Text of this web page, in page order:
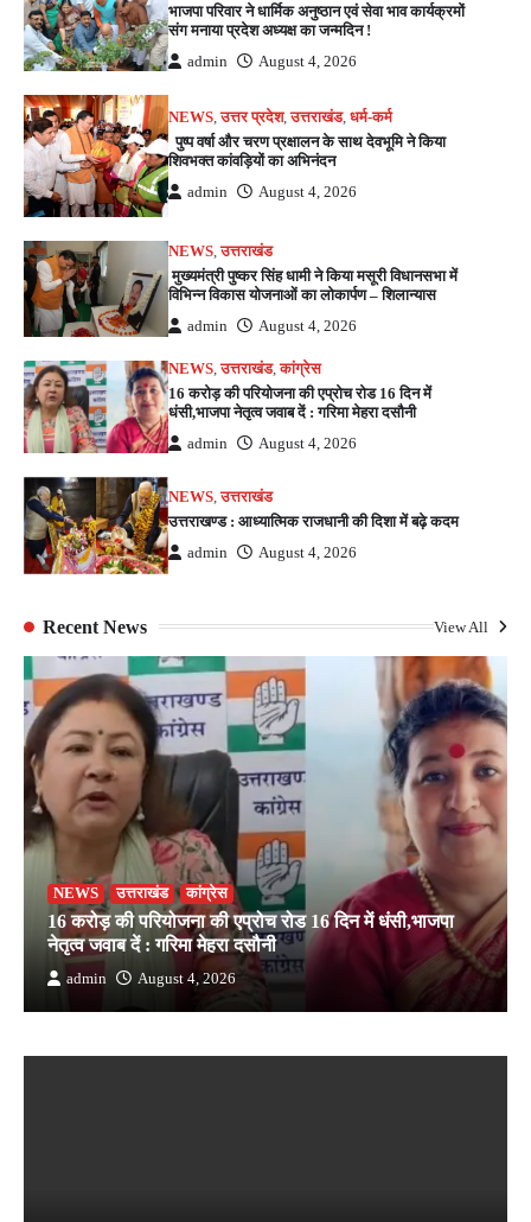
भाजपा परिवार ने धार्मिक अनुष्ठान एवं सेवा भाव कार्यक्रमों
संग मनाया प्रदेश अध्यक्ष का जन्मदिन !
admin August 4, 2026
NEWS,उत्तर प्रदेश,उत्तराखंड,धर्म-कर्म
पुष्प वर्षा और चरण प्रक्षालन के साथ देवभूमि ने किया
शिवभक्त कांवड़ियों का अभिनंदन
admin August 4, 2026
NEWS ,उत्तराखंड
मुख्यमंत्री पुष्कर सिंह धामी ने किया मसूरी विधानसभा में
विभिन्न विकास योजनाओं का लोकार्पण – शिलान्यास
admin August 4, 2026
NEWS,उत्तराखंड,कांग्रेस
16 करोड़ की परियोजना की एप्रोच रोड 16 दिन में
धंसी,भाजपा नेतृत्व जवाब दें : गरिमा मेहरा दसौनी
admin August 4, 2026
NEWS,उत्तराखंड
उत्तराखण्ड : आध्यात्मिक राजधानी की दिशा में बढ़े कदम
admin August 4, 2026
Recent News View All
NEWS उत्तराखंड कांग्रेस
16 करोड़ की परियोजना की एप्रोच रोड 16 दिन में धंसी,भाजपा
नेतृत्व जवाब दें : गरिमा मेहरा दसौनी
admin August 4, 2026